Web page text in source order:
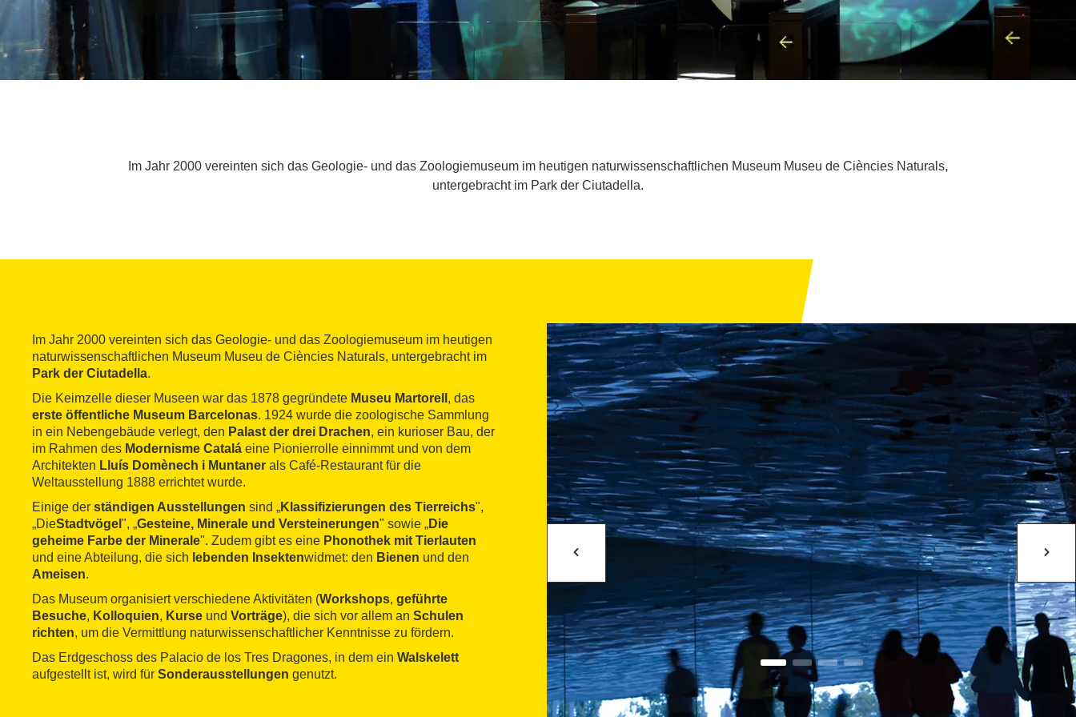
Im Jahr 2000 vereinten sich das Geologie- und das Zoologiemuseum im heutigen naturwissenschaftlichen Museum Museu de Ciències Naturals,
untergebracht im Park der Ciutadella.
Im Jahr 2000 vereinten sich das Geologie- und das Zoologiemuseum im heutigen
naturwissenschaftlichen Museum Museu de Ciències Naturals, untergebracht im
Park der Ciutadella.
Die Keimzelle dieser Museen war das 1878 gegründete Museu Martorell , das
erste öffentliche Museum Barcelonas. 1924 wurde die zoologische Sammlung
in ein Nebengebäude verlegt, den Palast der drei Drachen, ein kurioser Bau, der
im Rahmen des Modernisme Catalá eine Pionierrolle einnimmt und von dem
Architekten Lluís Domènech i Muntaner als Café-Restaurant für die
Weltausstellung 1888 errichtet wurde.
Einige der ständigen Ausstellungen sind „Klassifizierungen des Tierreichs",
„DieStadtvögel ", „Gesteine, Minerale und Versteinerungen" sowie „Die
geheime Farbe der Minerale". Zudem gibt es eine Phonothek mit Tierlauten
und eine Abteilung, die sich lebenden Insektenwidmet: den Bienen und den
Ameisen.
Das Museum organisiert verschiedene Aktivitäten (Workshops, geführte
Besuche, Kolloquien, Kurse und Vorträge), die sich vor allem an Schulen
richten, um die Vermittlung naturwissenschaftlicher Kenntnisse zu fördern.
Das Erdgeschoss des Palacio de los Tres Dragones, in dem ein Walskelett
aufgestellt ist, wird für Sonderausstellungen genutzt.